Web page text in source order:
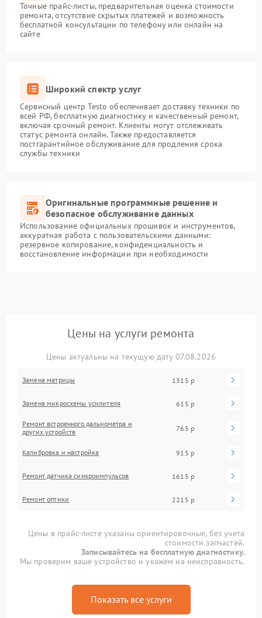
Точные прайс-листы, предварительная оценка стоимости
ремонта, отсутствие скрытых платежей и возможность
бесплатной консультации по телефону или онлайн на
сайте
Широкий спектр услуг
Сервисный центр Testo обеспечивает доставку техники по
всей РФ, бесплатную диагностику и качественный ремонт,
включая срочный ремонт. Клиенты могут отслеживать
статус ремонта онлайн. Также предоставляется
постгарантийное обслуживание для продления срока
службы техники
Оригинальные программные решение и
безопасное обслуживание данных
Использование официальных прошивок и инструментов,
аккуратная работа с пользовательскими данными:
резервное копирование, конфиденциальность и
восстановление информации при необходимости
Цены на услуги ремонта
Цены актуальны на текущую дату 07.08.2026
Замена матрицы 1315 р
Замена микросхемы усилителя 615 р
Ремонт встроенного дальнометра и
других устройств
765 р
Калибровка и настройка 915 р
Ремонт датчика синхроимпульсов 1615 р
Ремонт оптики 2215 р
Цены в прайс-листе указаны ориентировочные, без учета
стоимости запчастей.
Записывайтесь на бесплатную диагностику.
Мы проверим ваше устройство и укажем на неисправность.
Показать все услуги